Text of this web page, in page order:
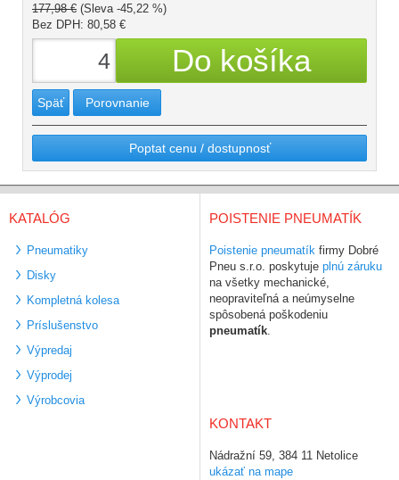
177,98 € (Sleva -45,22 %)
Bez DPH: 80,58 €
Späť Porovnanie
Poptat cenu / dostupnosť
KATALÓG
Pneumatiky
Disky
Kompletná kolesa
Príslušenstvo
Výpredaj
Výprodej
Výrobcovia
POISTENIE PNEUMATÍK
Poistenie pneumatík firmy Dobré
Pneu s.r.o. poskytuje plnú záruku
na všetky mechanické,
neopraviteľná a neúmyselne
spôsobená poškodeniu
pneumatík
KONTAKT
Nádražní 59, 384 11 Netolice
ukázať na mape